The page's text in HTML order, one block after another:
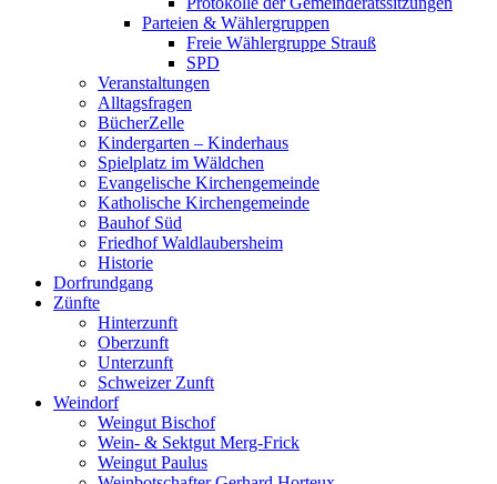
Parteien & Wählergruppen
Freie Wählergruppe Strauß
SPD
Veranstaltungen
Alltagsfragen
BücherZelle
Kindergarten – Kinderhaus
Spielplatz im Wäldchen
Evangelische Kirchengemeinde
Katholische Kirchengemeinde
Bauhof Süd
Friedhof Waldlaubersheim
Historie
Dorfrundgang
Zünfte
Hinterzunft
Oberzunft
Unterzunft
Schweizer Zunft
Weindorf
Weingut Bischof
Wein- & Sektgut Merg-Frick
Weingut Paulus